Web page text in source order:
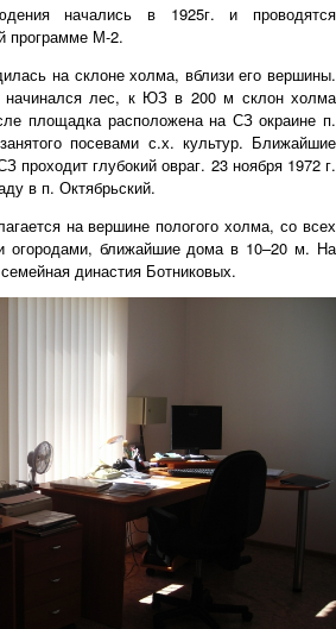
начались в 1925г. и проводятся
программе М-2.
на склоне холма, вблизи его вершины.
лес, к ЮЗ в 200 м склон холма
площадка расположена на СЗ окраине п.
посевами с.х. культур. Ближайшие
проходит глубокий овраг. 23 ноября 1972 г.
в п. Октябрьский.
на вершине пологого холма, со всех
огородами, ближайшие дома в 10–20 м. На
династия Ботниковых.